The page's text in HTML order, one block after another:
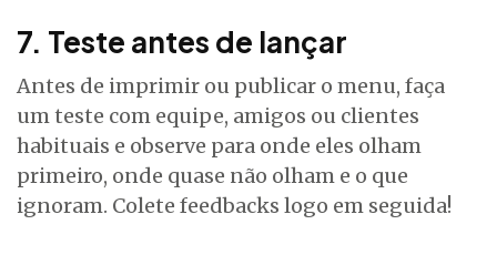
7. Teste antes de lançar
Antes de imprimir ou publicar o menu, faça
um teste com equipe, amigos ou clientes
habituais e observe para onde eles olham
primeiro, onde quase não olham e o que
ignoram. Colete feedbacks logo em seguida!